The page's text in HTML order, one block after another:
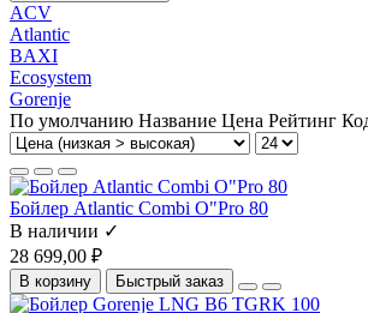
ACV
Atlantic
BAXI
Ecosystem
Gorenje
По умолчанию Название Цена Рейтинг
Бойлер Atlantic Combi O"Pro 80
В наличии ✓
28 699,00 ₽
В корзину Быстрый заказ